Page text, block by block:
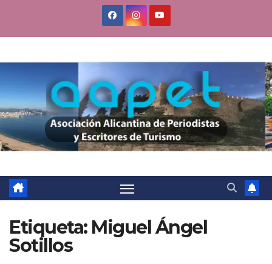
Etiqueta: Miguel Ángel
Sotillos